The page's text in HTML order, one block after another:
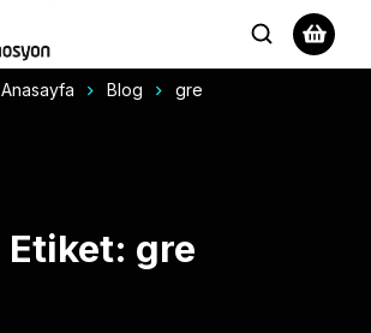
Anasayfa Blog gre
Etiket: gre